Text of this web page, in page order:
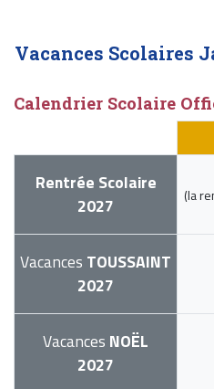
Vacances Scolaires
Calendrier Scolaire
Rentrée Scolaire
2027
(la
Vacances TOUSSAINT
2027
Vacances NOËL
2027